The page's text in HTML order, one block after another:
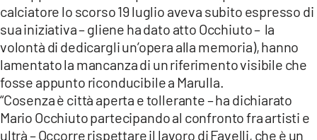
calciatore lo scorso 19 luglio aveva subito espresso di
sua iniziativa – gliene ha dato atto Occhiuto – la
volontà di dedicargli un’opera alla memoria), hanno
lamentato la mancanza di un riferimento visibile che
fosse appunto riconducibile a Marulla.
“Cosenza è città aperta e tollerante – ha dichiarato
Mario Occhiuto partecipando al confronto fra artisti e
ultrà – Occorre rispettare il lavoro di Favelli, che è un